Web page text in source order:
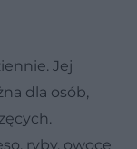
Jej
dla osób,
ryby, owoce